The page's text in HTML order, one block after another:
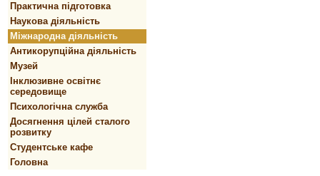
Практична підготовка
Наукова діяльність
Міжнародна діяльність
Антикорупційна діяльність
Музей
Інклюзивне освітнє
середовище
Психологічна служба
Досягнення цілей сталого
розвитку
Студентське кафе
Головна